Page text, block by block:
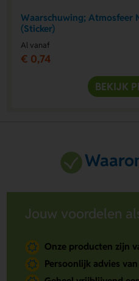
Waarschuwing; Atmosfeer
(Sticker)
Al vanaf
€ 0,74
BEKIJK
Jouw voordelen
Onze producten zijn
Persoonlijk advies